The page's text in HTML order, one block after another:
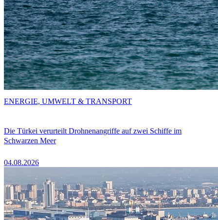
Die Türkei verurteilt Drohnenangriffe auf zwei Schiffe im
Schwarzen Meer
04.08.2026
ENERGIE, UMWELT & TRANSPORT